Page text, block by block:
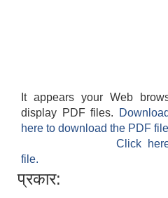
It appears your Web
display PDF files.
here to download the PDF
Click
file.
प्रकार: